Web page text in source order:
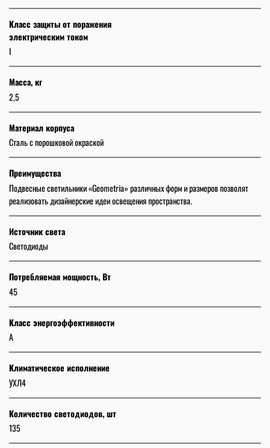
Класс защиты от поражения
электрическим током
I
Масса, кг
2,5
Материал корпуса
Сталь с порошковой окраской
Преимущества
Подвесные светильники «Geometria» различных форм и размеров позволят
реализовать дизайнерские идеи освещения пространства.
Источник света
Светодиоды
Потребляемая мощность, Вт
45
Класс энергоэффективности
А
Климатическое исполнение
УХЛ4
Количество светодиодов, шт
135